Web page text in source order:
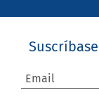
Email